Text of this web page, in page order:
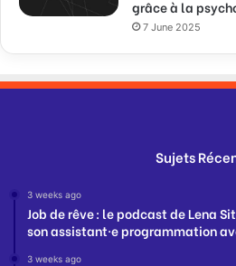
grâce à la
7 June 2025
Sujets
3 weeks ago
Job de rêve : le podcast de Lena
son assistant·e programmation
3 weeks ago